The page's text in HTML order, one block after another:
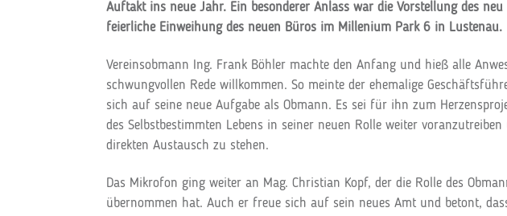
Auftakt ins neue Jahr. Ein besonderer Anlass war die Vorstellung des
feierliche Einweihung des neuen Büros im Millenium Park 6 in Lustenau.
Vereinsobmann Ing. Frank Böhler machte den Anfang und hieß alle
schwungvollen Rede willkommen. So meinte der ehemalige
sich auf seine neue Aufgabe als Obmann. Es sei für ihn zum
des Selbstbestimmten Lebens in seiner neuen Rolle weiter
direkten Austausch zu stehen.
Das Mikrofon ging weiter an Mag. Christian Kopf, der die Rolle des
übernommen hat. Auch er freue sich auf sein neues Amt und betont,